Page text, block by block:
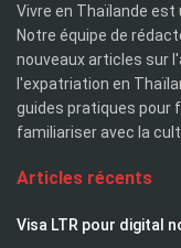
Vivre en Thaïlande est
Notre équipe de
nouveaux articles sur
l'expatriation en
guides pratiques pour
familiariser avec la
Articles récents
Visa LTR pour digital